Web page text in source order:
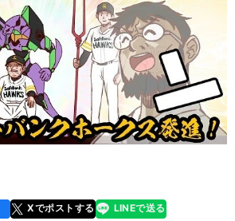
Xでポストする
line LINEで送る